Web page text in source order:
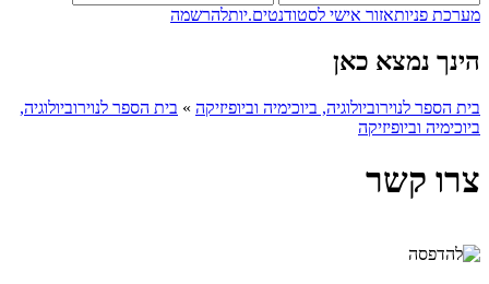
מערכת פניותאזור אישי לסטודנטים.יותלהרשמה
הינך נמצא כאן
בית הספר לנוירוביולוגיה, ביוכימיה וביופיזיקה » בית הספר לנוירוביולוגיה,
ביוכימיה וביופיזיקה
צרו קשר